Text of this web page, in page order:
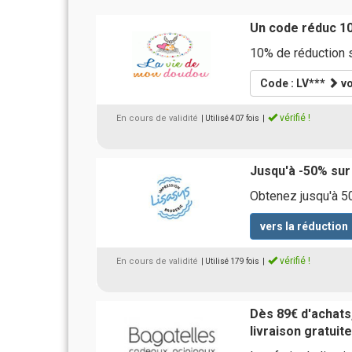
Un code réduc
10% de réduction
Code : LV***
En cours de validité | Utilisé 407 fois vérifié !
Jusqu'à -50%
Obtenez jusqu'à
vers la réduction
En cours de validité | Utilisé 179 fois vérifié !
Dès 89€
livraison